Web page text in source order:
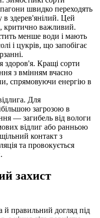
швидко переходять
в здерев'янілий. Цей
критично важливий.
менше води і мають
і цукрів, що запобігає
здоров'я. Кращі сорти
з вмінням вчасно
спрямовуючи енергію в
Для
загрозою в
— загибель від вологи
відлиг або ранньою
контакт з
та провокується
захист
й правильний догляд під